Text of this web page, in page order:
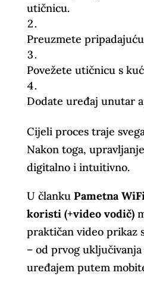
utičnicu.
Preuzmete
Povežete utičnicu s
Dodate uređaj unutar
Cijeli proces traje
Nakon toga,
digitalno i intuitivno.
U članku Pametna
koristi (+video vodič)
praktičan video prikaz
– od prvog
uređajem putem